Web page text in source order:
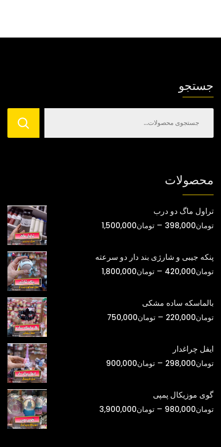
جستجو
محصولات
تراول ماگ دو درب
تومان398,000
– تومان1,500,000محدوده
پنکه جیبی و شارژی بند دار دو سرعته
تومان420,000
– تومان1,800,000محدوده
تومان420,000
بالماسکه ساده مشکی
تومان220,000
– تومان750,000
تومان750,000
ایفل چراغدار
تومان298,000
– تومان900,000
تومان900,000
گوی موزیکال پمپی
تومان980,000
– تومان3,900,000